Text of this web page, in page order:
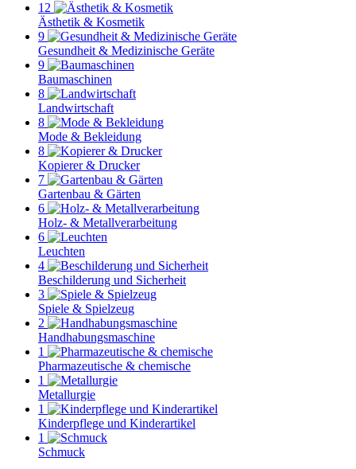
12
Ästhetik & Kosmetik
9
Gesundheit & Medizinische Geräte
9
Baumaschinen
8
Landwirtschaft
8
Mode & Bekleidung
8
Kopierer & Drucker
7
Gartenbau & Gärten
6
Holz- & Metallverarbeitung
6
Leuchten
4
Beschilderung und Sicherheit
3
Spiele & Spielzeug
2
Handhabungsmaschine
1
Pharmazeutische & chemische
1
Metallurgie
1
Kinderpflege und Kinderartikel
1
Schmuck